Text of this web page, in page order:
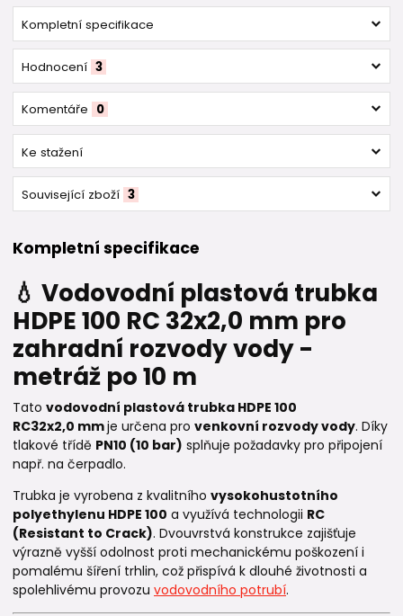
Kompletní specifikace
Hodnocení 3
Komentáře 0
Ke stažení
Související zboží 3
Kompletní specifikace
💧 Vodovodní plastová trubka
HDPE 100 RC 32x2,0 mm pro
zahradní rozvody vody -
metráž po 10 m
Tato vodovodní plastová trubka HDPE 100
RC32x2,0 mmje určena pro venkovní rozvody vody. Díky
tlakové třídě PN10 (10 bar) splňuje požadavky pro připojení
např. na čerpadlo.
Trubka je vyrobena z kvalitního vysokohustotního
polyethylenu HDPE 100 a využívá technologii RC
(Resistant to Crack). Dvouvrstvá konstrukce zajišťuje
výrazně vyšší odolnost proti mechanickému poškození i
pomalému šíření trhlin, což přispívá k dlouhé životnosti a
spolehlivému provozu vodovodního potrubí.